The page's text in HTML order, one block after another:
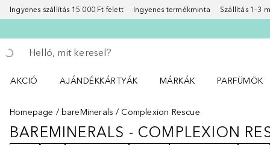
Ingyenes szállítás 15 000 Ft felett Ingyenes termékminta Szállítás 1–3
Menj vissza
Keresés végrehajtása
AKCIÓ
AJÁNDÉKKÁRTYÁK
MÁRKÁK
PARFÜMÖK
Homepage
bareMinerals Complexion Rescue
BAREMINERALS - COMPLEXION
BAREMINERALS - COMPLEXION